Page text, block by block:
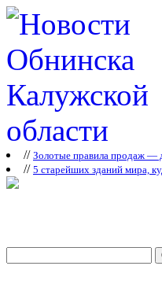
// Зoлoтые прaвилa продаж —
// 5 старейших зданий мира,